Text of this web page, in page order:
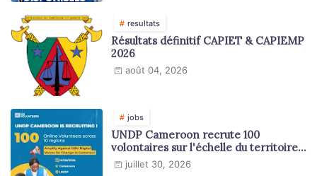
resultats
Résultats définitif CAPIET & CAPIEMP
2026
août 04, 2026
jobs
UNDP Cameroon recrute 100
volontaires sur l'échelle du territoire
national
juillet 30, 2026